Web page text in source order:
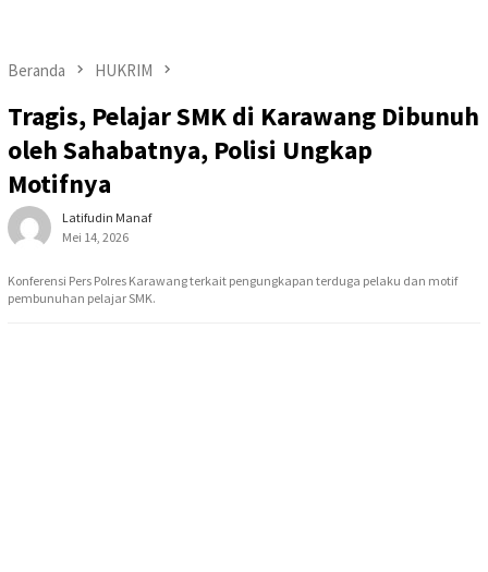
Beranda HUKRIM
Tragis, Pelajar SMK di Karawang Dibunuh
oleh Sahabatnya, Polisi Ungkap
Motifnya
Latifudin Manaf
Mei 14, 2026
Konferensi Pers Polres Karawang terkait pengungkapan terduga pelaku dan motif
pembunuhan pelajar SMK.